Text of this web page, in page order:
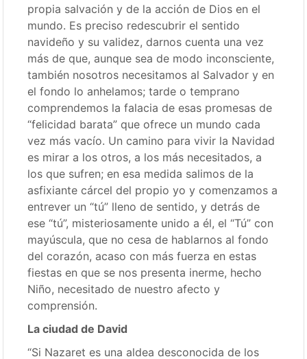
propia salvación y de la acción de Dios en el
mundo. Es preciso redescubrir el sentido
navideño y su validez, darnos cuenta una vez
más de que, aunque sea de modo inconsciente,
también nosotros necesitamos al Salvador y en
el fondo lo anhelamos; tarde o temprano
comprendemos la falacia de esas promesas de
“felicidad barata” que ofrece un mundo cada
vez más vacío. Un camino para vivir la Navidad
es mirar a los otros, a los más necesitados, a
los que sufren; en esa medida salimos de la
asfixiante cárcel del propio yo y comenzamos a
entrever un “tú” lleno de sentido, y detrás de
ese “tú”, misteriosamente unido a él, el “Tú” con
mayúscula, que no cesa de hablarnos al fondo
del corazón, acaso con más fuerza en estas
fiestas en que se nos presenta inerme, hecho
Niño, necesitado de nuestro afecto y
comprensión.
La ciudad de David
“Si Nazaret es una aldea desconocida de los